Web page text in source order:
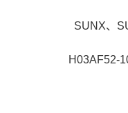
SUNX、
H03AF52-